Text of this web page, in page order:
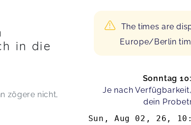
in die
zögere nicht,
The times are
Europe/Berlin
Sonntag
Je nach
dein
Sun, Aug 02, 26 ,